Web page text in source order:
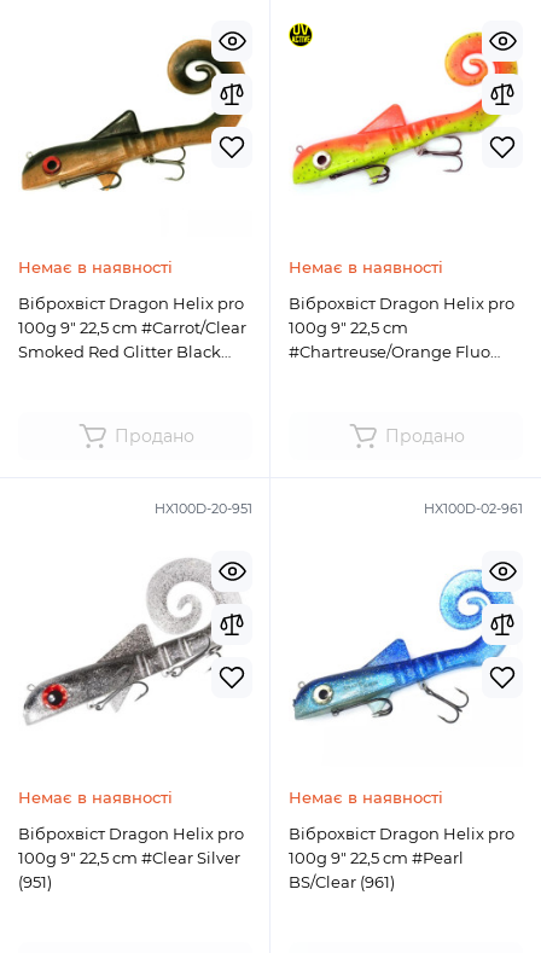
Немає в наявності
Віброхвіст Dragon Helix pro
100g 9" 22,5 cm #Carrot/Clear
Smoked Red Glitter Black
Продано
Немає в наявності
Віброхвіст Dragon Helix pro
100g 9" 22,5 cm
#Chartreuse/Orange Fluo
Продано
HX100D-20-951
Немає в наявності
Віброхвіст Dragon Helix pro
100g 9" 22,5 cm #Clear Silver
(951)
HX100D-02-961
Немає в наявності
Віброхвіст Dragon Helix pro
100g 9" 22,5 cm #Pearl
BS/Clear (961)